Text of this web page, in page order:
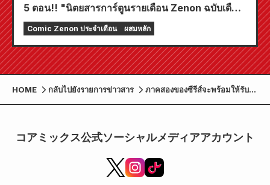
5 ตอน!! "นิตยสารการ์ตูนรายเดือน Zenon ฉบับเดือน
กันยายน 2026" วางจำหน่ายวันที่ 24 กรกฎาคม!!
Comic Zenon ประจำเดือน ผสมหลัก
HOME กลับไปยังรายการข่าวสาร
ภาคสองของซีรีส์จะพร้อมให้รับ
ชมได้ทางช่อง "Star" ของ
ประกาศตัวละครใหม่ที่จะมี
พากย์เสียงเพิ่มเติมอีกด้วย!
コアミックス公式ソーシャルメディアアカウント